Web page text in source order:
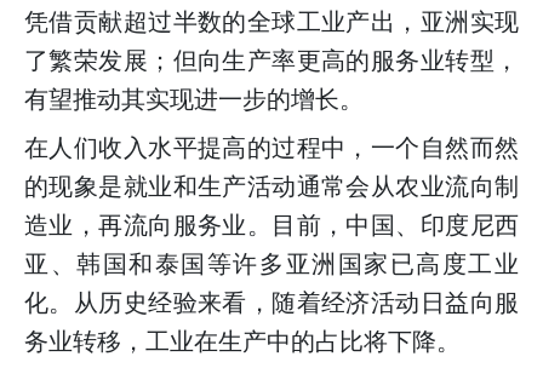
凭借贡献超过半数的全球工业产出，亚洲实现
了繁荣发展；但向生产率更高的服务业转型，
有望推动其实现进一步的增长。
在人们收入水平提高的过程中，一个自然而然
的现象是就业和生产活动通常会从农业流向制
造业，再流向服务业。目前，中国、印度尼西
亚、韩国和泰国等许多亚洲国家已高度工业
化。从历史经验来看，随着经济活动日益向服
务业转移，工业在生产中的占比将下降。